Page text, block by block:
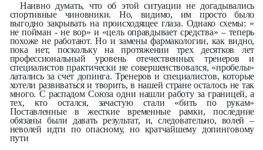
Наивно думать, что об этой ситуации не догадывались
спортивные чиновники. Но, видимо, им просто было
выгодно закрывать на происходящее глаза. Однако схемы: »
не пойман - не вор» и «цель оправдывает средства» – теперь
похоже не работают. Но и замены фармакологии, как видно,
пока нет, поскольку на протяжении трех десятков лет
профессиональный уровень отечественных тренеров и
специалистов практически не совершенствовался, «пробелы»
латались за счет допинга. Тренеров и специалистов, которые
хотели развиваться и творить, в нашей стране осталось не так
много. С распадом Союза одни нашли работу за границей, а
тех, кто остался, зачастую стали «бить по рукам»
Поставленные в жесткие временные рамки, последние
обязаны были давать результат, и, следовательно, волей –
неволей идти по опасному, но кратчайшему допинговому
пути